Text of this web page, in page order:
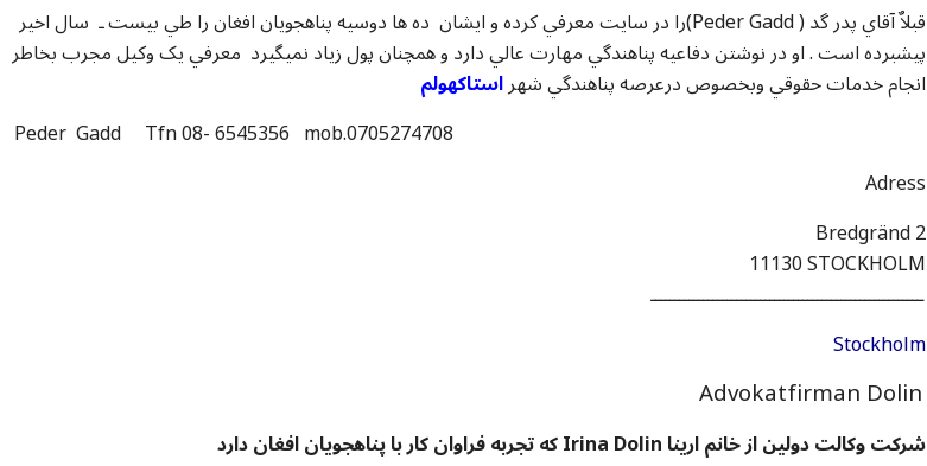
قبلاٌ آقاي پدر گد ( Peder Gadd)را در سايت معرفي کرده و ايشان ده ها دوسيه پناهجويان افغان را طي بیست ـ سال اخير
پيشبرده است . او در نوشتن دفاعيه پناهندگي مهارت عالي دارد و همچنان پول زياد نميگيرد معرفي يک وکيل مجرب بخاطر
انجام خدمات حقوقي وبخصوص درعرصه پناهندگي شهراستاکهولم
Peder Gadd Tfn 08- 6545356 mob.0705274708
Adress
Bredgränd 2
11130 STOCKHOLM
ـــــــــــــــــــــــــــــــــــــــــــــــــــــــــ
Stockholm
Advokatfirman Dolin
شرکت وکالت دولین از خانم ارینا Irina Dolin که تجربه فراوان کار با پناهجویان افغان دارد